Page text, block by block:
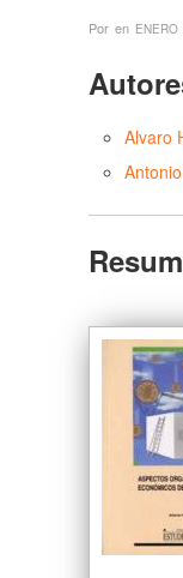
Por en
Alvaro